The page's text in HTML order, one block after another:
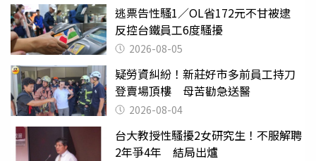
逃票告性騷1／OL省172元不甘被逮
反控台鐵員工6度騷擾
2026-08-05
疑勞資糾紛！新莊好市多前員工持刀
登賣場頂樓 母苦勸急送醫
2026-08-04
台大教授性騷擾2女研究生！不服解聘
2年爭4年 結局出爐